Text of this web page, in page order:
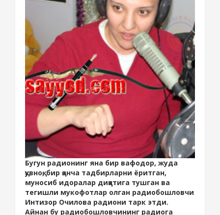
Бугун радионинг яна бир вафодор, жуда
қувноқ, бир қанча тадбирларни ёритган,
муносиб идоралар диққатига тушган ва
тегишли мукофотлар олган радиобошловчи
Интизор Очилова радиони тарк этди.
Айнан бу радиобошловчининг радиога